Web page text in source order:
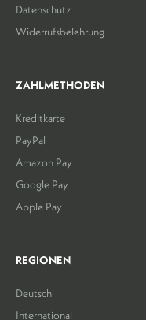
Datenschutz
Widerrufsbelehrung
ZAHLMETHODEN
Kreditkarte
PayPal
Amazon Pay
Google Pay
Apple Pay
REGIONEN
Deutsch
International